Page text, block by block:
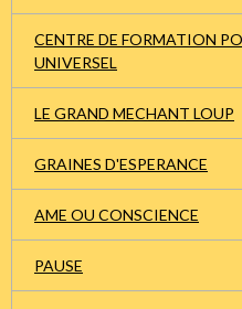
CENTRE DE FORMATION
UNIVERSEL
LE GRAND MECHANT LOUP
GRAINES D'ESPERANCE
AME OU CONSCIENCE
PAUSE